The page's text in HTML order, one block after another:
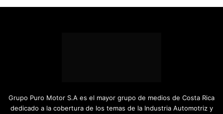
Grupo Puro Motor S.A es el mayor grupo de medios de Costa Rica
dedicado a la cobertura de los temas de la Industria Automotriz y